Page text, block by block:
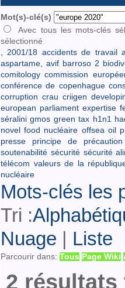
Mot(s)-clé(s)
Avec tous les mots-clés
sélectionné
, 2001/18 accidents de travail
aspartame, avif barroso 2
comitology commission
conférence de copenhague
corruption crau criigen
european parliament expertise
séralini gmos green tax h1n1
novel food nucléaire offsea oil
presse
principe de précaution
soutenabilité sécurité sécurité
télécom valeurs de la
nucléaire
Mots-clés les
Tri :
Nuage | Liste
Parcourir dans: Tous Page Wiki
2 résultats